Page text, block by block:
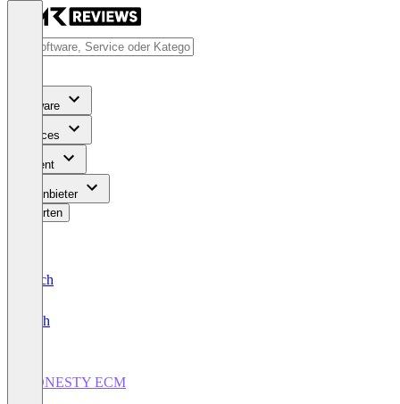
Software
Services
Content
Für Anbieter
Bewerten
Deutsch
English
HONESTY ECM